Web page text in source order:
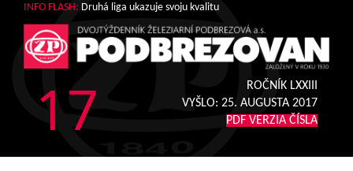
INFO FLASH: Druhá liga ukazuje svoju kvalitu
17
ROČNÍK LXXIII
VYŠLO: 25. AUGUSTA 2017
PDF VERZIA ČÍSLA